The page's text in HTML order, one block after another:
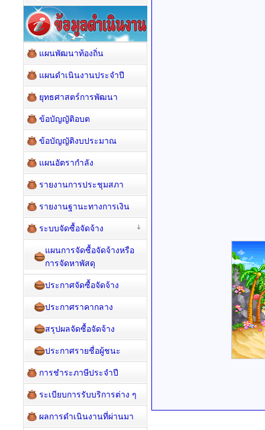
แผนพัฒนาท้องถิ่น
แผนดำเนินงานประจำปี
ยุทธศาสตร์การพัฒนา
ข้อบัญญัติอบต
ข้อบัญญัติงบประมาณ
แผนอัตรากำลัง
รายงานการประชุมสภา
รายงานฐานะทางการเงิน
ระบบจัดซื้อจัดจ้าง
แผนการจัดซื้อจัดจ้างหรือ
การจัดหาพัสดุ
ประกาศจัดซื้อจัดจ้าง
ประกาศราคากลาง
สรุปผลจัดซื้อจัดจ้าง
ประกาศรายชื่อผู้ชนะ
การชำระภาษีประจำปี
ระเบียบการรับบริการต่าง ๆ
ผลการดำเนินงานที่ผ่านมา